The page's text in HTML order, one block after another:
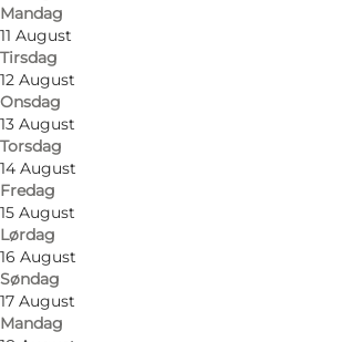
Mandag
11 August
Tirsdag
12 August
Onsdag
13 August
Torsdag
14 August
Fredag
15 August
Lørdag
16 August
Søndag
17 August
Mandag
Menuen er sammensat således, at
valgmuligheder.
Restauranten er også god hvis du
Facebook